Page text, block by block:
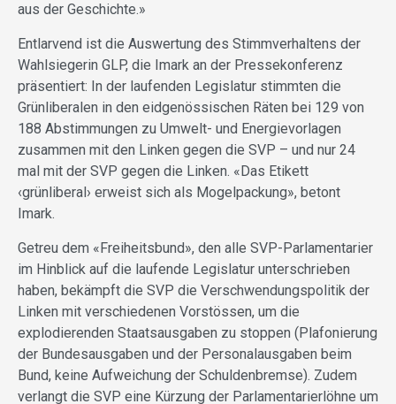
aus der Geschichte.»
Entlarvend ist die Auswertung des Stimmverhaltens der
Wahlsiegerin GLP, die Imark an der Pressekonferenz
präsentiert: In der laufenden Legislatur stimmten die
Grünliberalen in den eidgenössischen Räten bei 129 von
188 Abstimmungen zu Umwelt- und Energievorlagen
zusammen mit den Linken gegen die SVP – und nur 24
mal mit der SVP gegen die Linken. «Das Etikett
‹grünliberal› erweist sich als Mogelpackung», betont
Imark.
Getreu dem «Freiheitsbund», den alle SVP-Parlamentarier
im Hinblick auf die laufende Legislatur unterschrieben
haben, bekämpft die SVP die Verschwendungspolitik der
Linken mit verschiedenen Vorstössen, um die
explodierenden Staatsausgaben zu stoppen (Plafonierung
der Bundesausgaben und der Personalausgaben beim
Bund, keine Aufweichung der Schuldenbremse). Zudem
verlangt die SVP eine Kürzung der Parlamentarierlöhne um